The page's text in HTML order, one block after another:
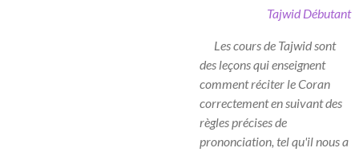
Tajwid Débutant
Les cours de Tajwid sont
des leçons qui enseignent
comment réciter le Coran
correctement en suivant des
règles précises de
prononciation, tel qu'il nous a